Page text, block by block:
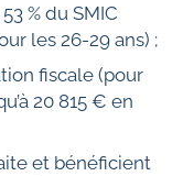
% du SMIC
les 26-29 ans) ;
fiscale (pour
20 815 € en
et bénéficient